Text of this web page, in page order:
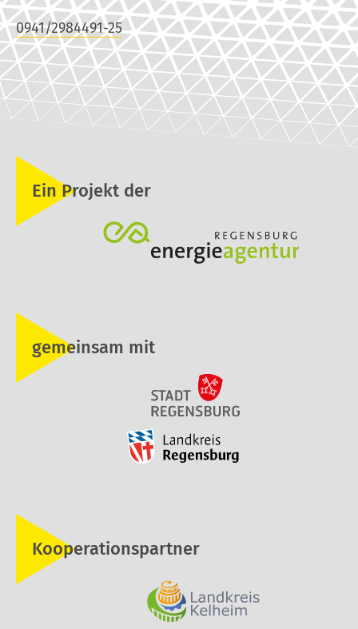
0941/2984491-25
Ein Projekt der
gemeinsam mit
Kooperationspartner